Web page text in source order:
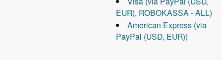
EUR), ROBOKASSA - ALL)
American Express (via
PayPal (USD, EUR))